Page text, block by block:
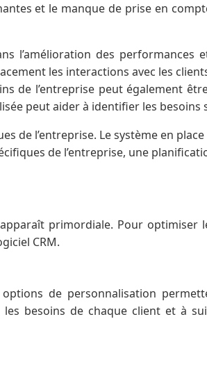
et le manque de prise en
l’amélioration des performances
les interactions avec les
de l’entreprise peut également
peut aider à identifier les besoins
de l’entreprise. Le système en
de l’entreprise, une
primordiale. Pour optimiser
CRM.
de personnalisation
besoins de chaque client et à